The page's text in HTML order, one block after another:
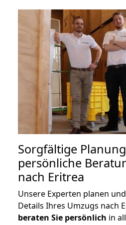
Sorgfältige
persönliche
nach Eritrea
Unsere Experten planen
Details Ihres Umzugs nach
beraten Sie persönlich in